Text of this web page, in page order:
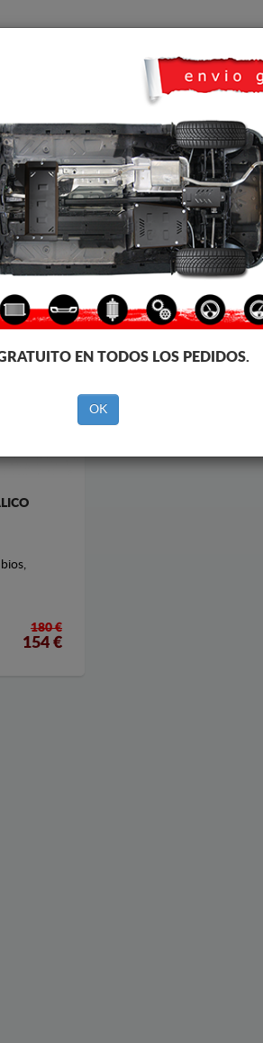
TRANSPORTE
el motor y la caja de cambios de los
metalico, 2-3 mm de espesor, fáciles de
con ITV
180 €
154€
EN TODOS LOS PEDIDOS.
OK